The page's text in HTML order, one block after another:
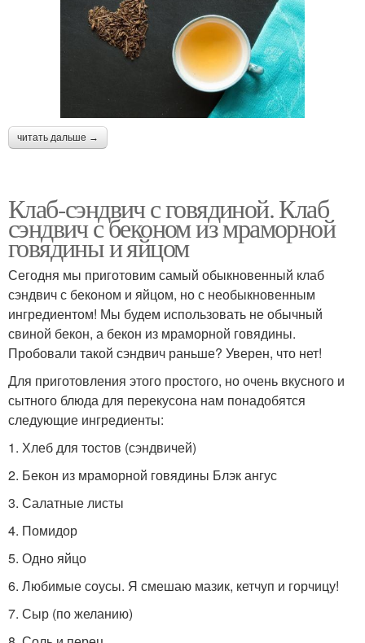
читать дальше →
Клаб-сэндвич с говядиной. Клаб
сэндвич с беконом из мраморной
говядины и яйцом
Сегодня мы приготовим самый обыкновенный клаб
сэндвич с беконом и яйцом, но с необыкновенным
ингредиентом! Мы будем использовать не обычный
свиной бекон, а бекон из мраморной говядины.
Пробовали такой сэндвич раньше? Уверен, что нет!
Для приготовления этого простого, но очень вкусного и
сытного блюда для перекусона нам понадобятся
следующие ингредиенты:
1. Хлеб для тостов (сэндвичей)
2. Бекон из мраморной говядины Блэк ангус
3. Салатные листы
4. Помидор
5. Одно яйцо
6. Любимые соусы. Я смешаю мазик, кетчуп и горчицу!
7. Сыр (по желанию)